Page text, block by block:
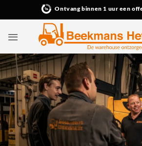
Ontvang binnen 1 uur een